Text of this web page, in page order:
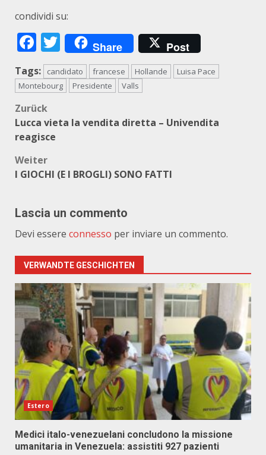
condividi su:
Facebook
Twitter
Share Post
Tags: candidato francese Hollande
Luisa Pace
Montebourg
Presidente Valls
Beitragsnavigation
Zurück
Lucca vieta la vendita diretta – Univendita
reagisce
Weiter
I GIOCHI (E I BROGLI) SONO FATTI
Lascia un commento
Devi essere connesso per inviare un commento.
VERWANDTE GESCHICHTEN
Estero
Medici italo-venezuelani concludono la missione
umanitaria in Venezuela: assistiti 927 pazienti